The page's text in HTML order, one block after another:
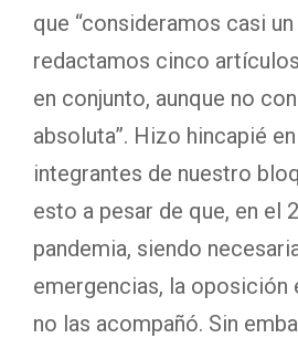
que “consideramos casi
redactamos cinco
en conjunto, aunque no
absoluta”. Hizo hincapié
integrantes de nuestro
esto a pesar de que, en el
pandemia, siendo
emergencias, la oposición
no las acompañó. Sin